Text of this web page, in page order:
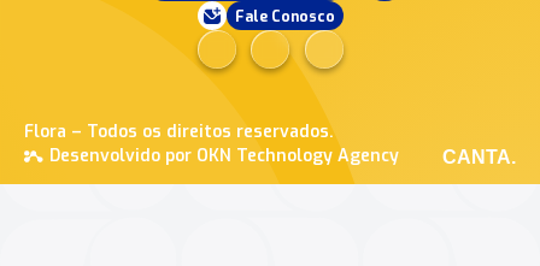
Fale Conosco
Flora – Todos os direitos reservados.
Desenvolvido por OKN Technology Agency
CANTA.